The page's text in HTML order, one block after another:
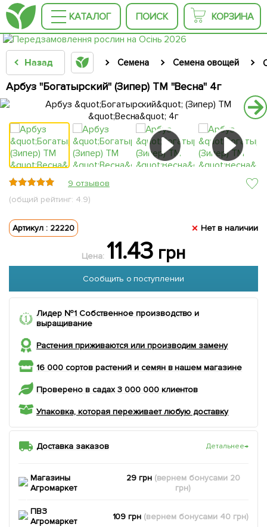
КАТАЛОГ ПОИСК КОРЗИНА
Назад Семена Семена овощей
Арбуз "Богатырский" (Зипер) ТМ "Весна" 4г
9 отзывов
(общий рейтинг: 4.9)
Артикул : 22220 Нет в наличии
Цена: 11.43грн
Сообщить о поступлении
Лидер №1 Собственное производство и
выращивание
Растения приживаются или производим замену
16 000 сортов растений и семян в нашем магазине
Проверено в садах 3 000 000 клиентов
Упаковка, которая переживает любую доставку
Доставка заказов Детальнее→
Магазины
Агромаркет
29 грн (вернем бонусами 20
грн)
ПВЗ
Агромаркет
109 грн (вернем бонусами 40 грн)